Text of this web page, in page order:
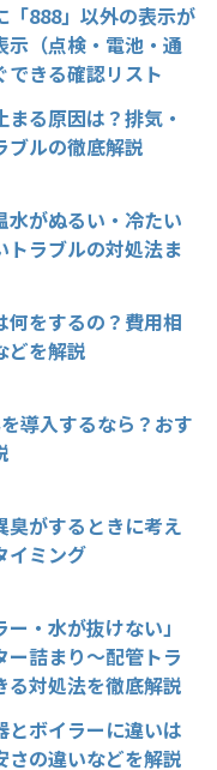
「888」以外の表示が
示（点検・電池・通
きる確認リスト
る原因は？排気・
ブルの徹底解説
水がぬるい・冷たい
トラブルの対処法ま
何をするの？費用相
どを解説
導入するなら？おす
臭がするときに考え
イミング
・水が抜けない」
ー詰まり〜配管トラ
る対処法を徹底解説
とボイラーに違いは
さの違いなどを解説